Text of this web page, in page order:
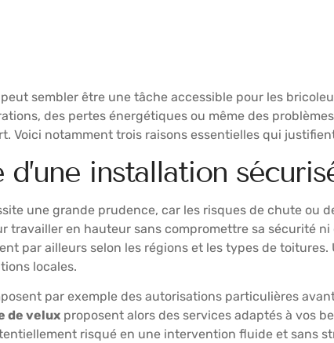
peut sembler être une tâche accessible pour les
des pertes énergétiques ou même des
Voici notamment trois raisons essentielles qui
d’une installation
une grande prudence, car les risques de chute ou
travailler en hauteur sans compromettre sa sécurité
par ailleurs selon les régions et les types de
locales.
par exemple des autorisations particulières
de velux proposent alors des services adaptés à vos
risqué en une intervention fluide et sans